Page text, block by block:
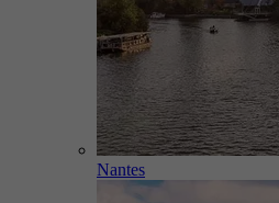
Nantes